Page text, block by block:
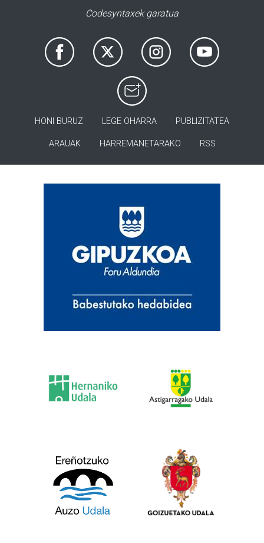
Codesyntaxek garatua
HONI BURUZ LEGE OHARRA PUBLIZITATEA
ARAUAK HARREMANETARAKO RSS